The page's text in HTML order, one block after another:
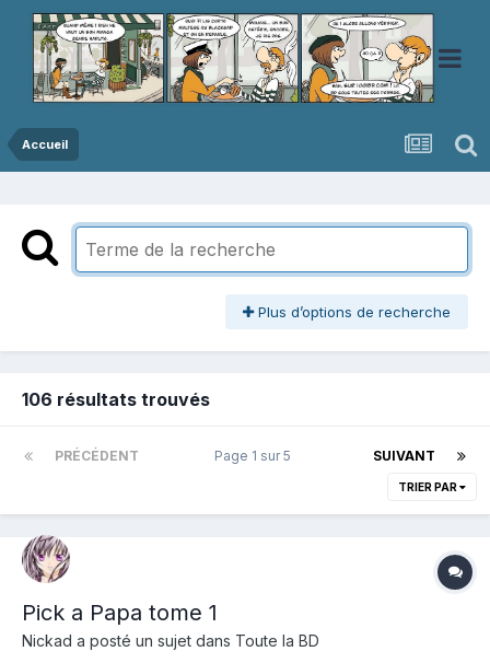
Accueil
Plus d’options de recherche
106 résultats trouvés
PRÉCÉDENT SUIVANT
Page 1 sur 5
TRIER PAR
Pick a Papa tome 1
Nickad a posté un sujet dans Toute la BD